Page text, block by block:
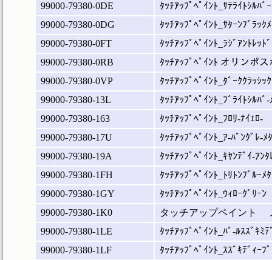
99000-79380-0DE
ﾀｯﾁｱｯﾌﾟﾍﾟｲﾝﾄ_ｻﾃﾗｲﾄｼﾙﾊﾞ
99000-79380-0DG
ﾀｯﾁｱｯﾌﾟﾍﾟｲﾝﾄ_ｻﾀｰﾝﾌﾞﾗｯｸ
99000-79380-0FT
ﾀｯﾁｱｯﾌﾟﾍﾟｲﾝﾄ_ﾗｼﾞｱﾝﾄﾚｯﾄ
99000-79380-0RB
ﾀｯﾁｱｯﾌﾟﾍﾟｲﾝﾄ オリンポ
99000-79380-0VP
ﾀｯﾁｱｯﾌﾟﾍﾟｲﾝﾄ_ﾀﾞｰｸｸﾗｯｼｯ
99000-79380-13L
ﾀｯﾁｱｯﾌﾟﾍﾟｲﾝﾄ_ﾌﾞﾗｲﾄｼﾙﾊﾞ-
99000-79380-163
ﾀｯﾁｱｯﾌﾟﾍﾟｲﾝﾄ_ﾌﾛﾘ-ﾅｲｴﾛ-
99000-79380-17U
ﾀｯﾁｱｯﾌﾟﾍﾟｲﾝﾄ_ｱ-ﾊﾞﾝｸﾞﾚ-ﾒ
99000-79380-19A
ﾀｯﾁｱｯﾌﾟﾍﾟｲﾝﾄ_ｷﾔﾝﾃﾞｲ-ｱﾝﾀ
99000-79380-1FH
ﾀｯﾁｱｯﾌﾟﾍﾟｲﾝﾄ_ﾄﾘﾄﾝﾌﾞﾙｰﾒ
99000-79380-1GY
ﾀｯﾁｱｯﾌﾟﾍﾟｲﾝﾄ_ｳｨﾛｰｸﾞﾘｰﾝ
99000-79380-1K0
タッチアップペイント
99000-79380-1LE
ﾀｯﾁｱｯﾌﾟﾍﾟｲﾝﾄ_ﾊﾟ-ﾙｽｽﾞｷﾐﾃ
99000-79380-1LF
ﾀｯﾁｱｯﾌﾟﾍﾟｲﾝﾄ_ｽｽﾞｷﾃﾞｨｰﾌ